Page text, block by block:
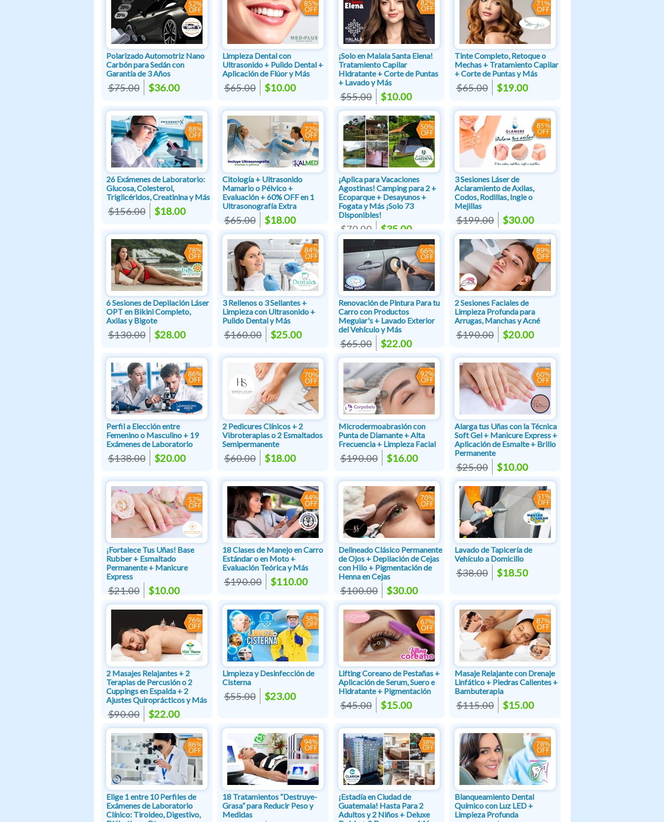
Polarizado Automotriz Nano
Carbón para Sedán con
Garantía de 3 Años
$75.00 $36.00
Limpieza Dental con
Ultrasonido + Pulido Dental +
Aplicación de Flúor y Más
$65.00 $10.00
¡Solo en Malala Santa Elena!
Tratamiento Capilar
Hidratante + Corte de Puntas
+ Lavado y Más
$55.00 $10.00
Tinte Completo, Retoque o
Mechas + Tratamiento Capilar
+ Corte de Puntas y Más
$65.00 $19.00
26 Exámenes de Laboratorio:
Glucosa, Colesterol,
Triglicéridos, Creatinina y Más
$156.00 $18.00
Citología + Ultrasonido
Mamario o Pélvico +
Evaluación + 60% OFF en 1
Ultrasonografía Extra
$65.00 $18.00
¡Aplica para Vacaciones
Agostinas! Camping para 2 +
Ecoparque + Desayunos +
Fogata y Más ¡Solo 73
Disponibles!
$70.00 $35.00
3 Sesiones Láser de
Aclaramiento de Axilas,
Codos, Rodillas, Ingle o
Mejillas
$199.00 $30.00
6 Sesiones de Depilación Láser
OPT en Bikini Completo,
Axilas y Bigote
$130.00 $28.00
3 Rellenos o 3 Sellantes +
Limpieza con Ultrasonido +
Pulido Dental y Más
$160.00 $25.00
Renovación de Pintura Para tu
Carro con Productos
Meguiar's + Lavado Exterior
del Vehículo y Más
$65.00 $22.00
2 Sesiones Faciales de
Limpieza Profunda para
Arrugas, Manchas y Acné
$190.00 $20.00
Perfil a Elección entre
Femenino o Masculino + 19
Exámenes de Laboratorio
$138.00 $20.00
2 Pedicures Clínicos + 2
Vibroterapias o 2 Esmaltados
Semipermanente
$60.00 $18.00
Microdermoabrasión con
Punta de Diamante + Alta
Frecuencia + Limpieza Facial
$190.00 $16.00
Alarga tus Uñas con la Técnica
Soft Gel + Manicure Express +
Aplicación de Esmalte + Brillo
Permanente
$25.00 $10.00
¡Fortalece Tus Uñas! Base
Rubber + Esmaltado
Permanente + Manicure
Express
$21.00 $10.00
18 Clases de Manejo en Carro
Estándar o en Moto +
Evaluación Teórica y Más
$190.00 $110.00
Delineado Clásico Permanente
de Ojos + Depilación de Cejas
con Hilo + Pigmentación de
Henna en Cejas
$100.00 $30.00
Lavado de Tapicería de
Vehículo a Domicilio
$38.00 $18.50
2 Masajes Relajantes + 2
Terapias de Percusión o 2
Cuppings en Espalda + 2
Ajustes Quiroprácticos y Más
$90.00 $22.00
Limpieza y Desinfección de
Cisterna
$55.00 $23.00
Lifting Coreano de Pestañas +
Aplicación de Serum, Suero e
Hidratante + Pigmentación
$45.00 $15.00
Masaje Relajante con Drenaje
Linfático + Piedras Calientes +
Bambuterapia
$115.00 $15.00
Elige 1 entre 10 Perfiles de
Exámenes de Laboratorio
Clínico: Tiroideo, Digestivo,
18 Tratamientos “Destruye-
Grasa” para Reducir Peso y
Medidas
¡Estadía en Ciudad de
Guatemala! Hasta Para 2
Adultos y 2 Niños + Deluxe
Blanqueamiento Dental
Químico con Luz LED +
Limpieza Profunda